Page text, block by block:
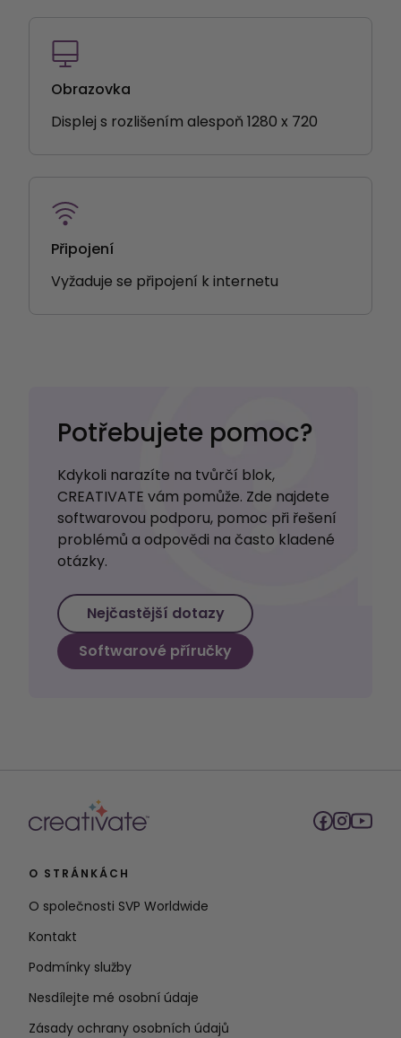
Obrazovka
Displej s rozlišením alespoň 1280 x 720
Připojení
Vyžaduje se připojení k internetu
Potřebujete pomoc?
Kdykoli narazíte na tvůrčí blok,
CREATIVATE vám pomůže. Zde najdete
softwarovou podporu, pomoc při řešení
problémů a odpovědi na často kladené
otázky.
Nejčastější dotazy
Softwarové příručky
O STRÁNKÁCH
O společnosti SVP Worldwide
Kontakt
Podmínky služby
Nesdílejte mé osobní údaje
Zásady ochrany osobních údajů